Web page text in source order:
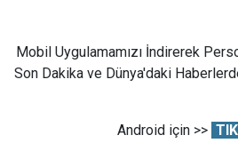
Mobil Uygulamamızı İndirerek
Son Dakika ve Dünya'daki
Android için >>